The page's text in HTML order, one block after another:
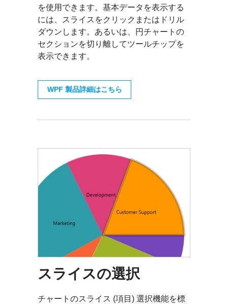
を使用できます。基本データを表示する
には、スライスをクリックまたはドリル
ダウンします。あるいは、円チャートの
セクションを切り離してツールチップを
表示できます。
WPF 製品詳細はこちら
スライスの選択
チャートのスライス (項目) 選択機能を標